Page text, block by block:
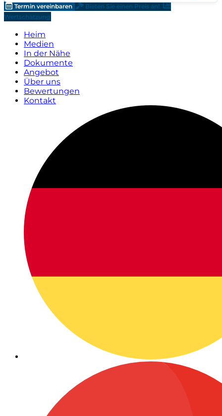
Termin vereinbaren
Bieten Sie einen Preis an!
Wertschätzung
Heim
Medien
In der Nähe
Dokumente
Angebot
Über uns
Bewertungen
Kontakt